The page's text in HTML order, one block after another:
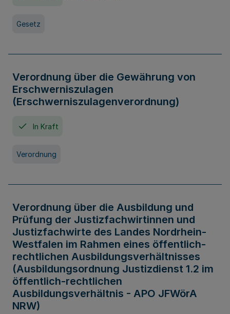
Gesetz
Verordnung über die Gewährung von
Erschwerniszulagen
(Erschwerniszulagenverordnung)
In Kraft
Verordnung
Verordnung über die Ausbildung und
Prüfung der Justizfachwirtinnen und
Justizfachwirte des Landes Nordrhein-
Westfalen im Rahmen eines öffentlich-
rechtlichen Ausbildungsverhältnisses
(Ausbildungsordnung Justizdienst 1.2 im
öffentlich-rechtlichen
Ausbildungsverhältnis - APO JFWörA
NRW)